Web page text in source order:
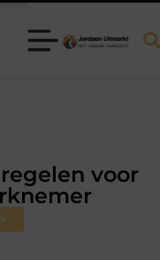
professionele hulp bij pijn
voor